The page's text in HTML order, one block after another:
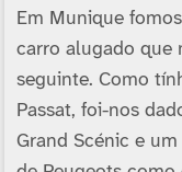
Em Munique
carro alugado que
seguinte. Como
Passat, foi-nos
Grand Scénic e